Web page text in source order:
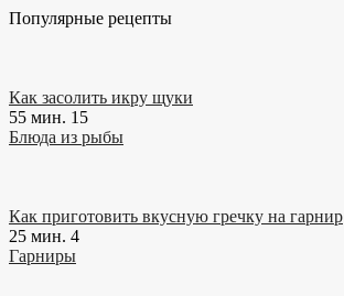
Популярные рецепты
Как засолить икру щуки
55 мин. 15
Блюда из рыбы
Как приготовить вкусную гречку на гарнир
25 мин. 4
Гарниры